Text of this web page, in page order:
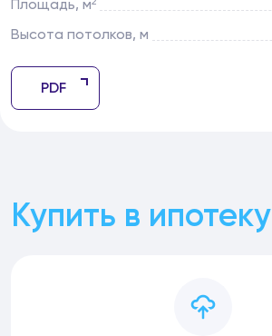
Площадь, м²
Высота потолков, м
PDF
Купить в ипотеку